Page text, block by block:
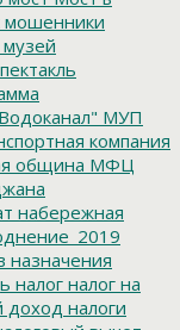
мошенники
музей
МУП
компания
община МФЦ
набережная
назначения
налог налог на
доход налоги